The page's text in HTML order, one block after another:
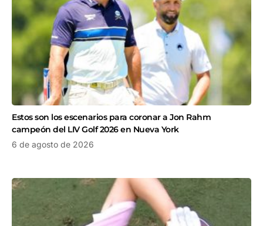
Estos son los escenarios para coronar a Jon Rahm
campeón del LIV Golf 2026 en Nueva York
6 de agosto de 2026